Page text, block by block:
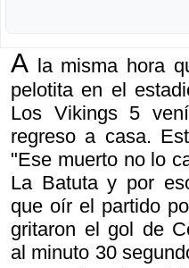
A la misma hora
pelotita en el
Los Vikings 5
regreso a casa.
"Ese muerto no lo
La Batuta y por
que oír el partido
gritaron el gol de
al minuto 30